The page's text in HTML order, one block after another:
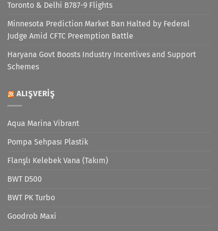
Toronto & Delhi B787-9 Flights
Minnesota Prediction Market Ban Halted by Federal
Judge Amid CFTC Preemption Battle
Haryana Govt Boosts Industry Incentives and Support
Schemes
ALIŞVERIŞ
Aqua Marina Vibrant
Pompa Sehpası Plastik
Flanşlı Kelebek Vana (Takım)
BWT D500
BWT PK Turbo
Goodrob Maxi